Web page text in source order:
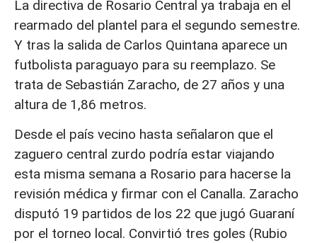
La directiva de Rosario Central ya trabaja en el
rearmado del plantel para el segundo semestre.
Y tras la salida de Carlos Quintana aparece un
futbolista paraguayo para su reemplazo. Se
trata de Sebastián Zaracho, de 27 años y una
altura de 1,86 metros.
Desde el país vecino hasta señalaron que el
zaguero central zurdo podría estar viajando
esta misma semana a Rosario para hacerse la
revisión médica y firmar con el Canalla. Zaracho
disputó 19 partidos de los 22 que jugó Guaraní
por el torneo local. Convirtió tres goles (Rubio